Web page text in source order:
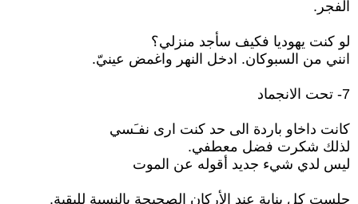
الفجر.
لو كنت يهوديا فكيف سأجد منزلي؟
انني من السبوكان. ادخل النهر واغمض عينيّ.
7- تحت الانجماد
كانت داخاو باردة الى حد كنت ارى نفـَسي
لذلك شكرت فضل معطفي.
ليس لدي شيء جديد أقوله عن الموت
جلست كل بناية عند الأركان الصحيحة بالنسبة للبقية.